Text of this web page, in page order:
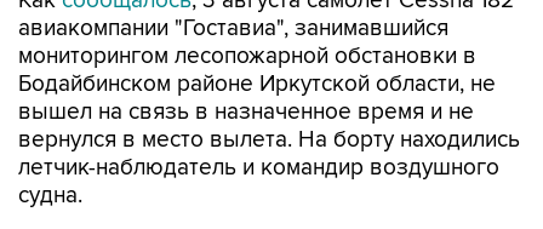
авиакомпании "Гоставиа", занимавшийся
мониторингом лесопожарной обстановки в
Бодайбинском районе Иркутской области, не
вышел на связь в назначенное время и не
вернулся в место вылета. На борту находились
летчик-наблюдатель и командир воздушного
судна.